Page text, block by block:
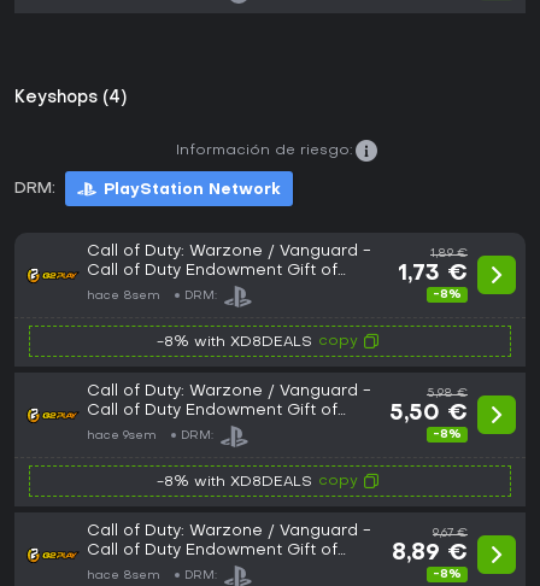
Keyshops (4)
DRM: PlayStation Network
Información de riesgo:
Call of Duty: Warzone / Vanguard -
Call of Duty Endowment Gift of
Honor Bundle DLC EU PS4 CD Key
hace 8sem DRM:
1,89 €
1,73 €
-8%
-8% with XD8DEALS copy
Call of Duty: Warzone / Vanguard -
Call of Duty Endowment Gift of
Honor Bundle DLC EU (without DE)
hace 9sem DRM:
5,98 €
5,50 €
-8%
-8% with XD8DEALS copy
Call of Duty: Warzone / Vanguard -
Call of Duty Endowment Gift of
Honor Bundle DLC EU PS5 CD Key
hace 8sem DRM:
9,67 €
8,89 €
-8%